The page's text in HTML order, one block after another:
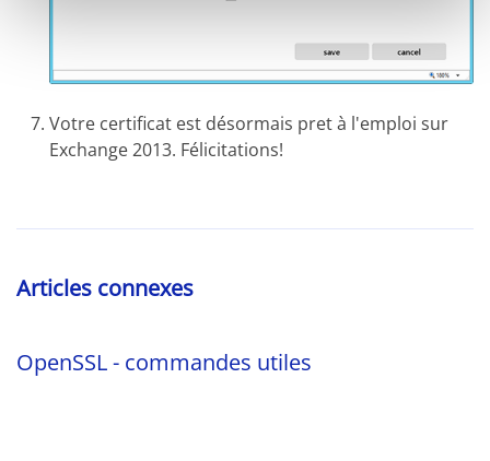
Votre certificat est désormais pret à l'emploi sur
Exchange 2013. Félicitations!
Articles connexes
OpenSSL - commandes utiles